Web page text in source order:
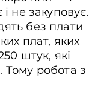
не закуповує.
без плати
плат, яких
штук, які
Тому робота з